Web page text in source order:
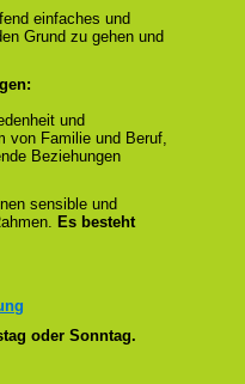
einfaches und
Grund zu gehen und
und
von Familie und Beruf,
Beziehungen
sensible und
Es besteht
oder Sonntag.